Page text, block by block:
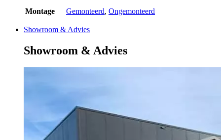
Montage Gemonteerd, Ongemonteerd
Showroom & Advies
Showroom & Advies